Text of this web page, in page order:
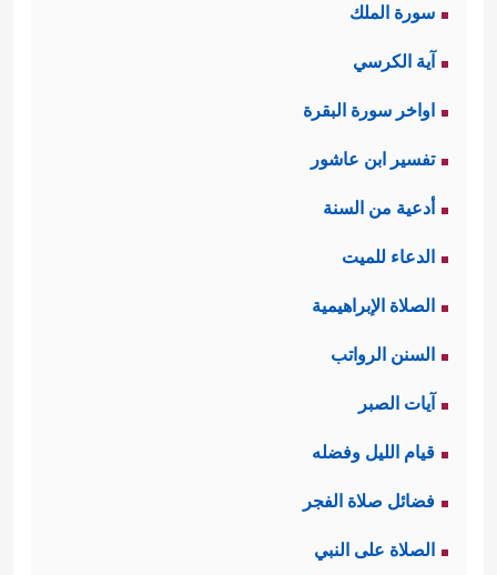
سورة الملك
آية الكرسي
اواخر سورة البقرة
تفسير ابن عاشور
أدعية من السنة
الدعاء للميت
الصلاة الإبراهيمية
السنن الرواتب
آيات الصبر
قيام الليل وفضله
فضائل صلاة الفجر
الصلاة على النبي